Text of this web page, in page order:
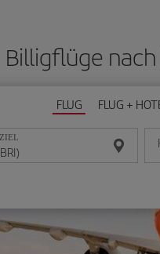
Billigflüge
FLUG FLUG +